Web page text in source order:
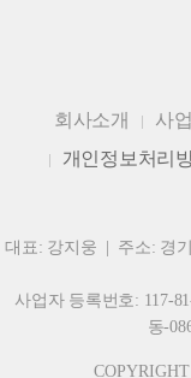
회사소개
사
개인정보처리
대표: 강지웅 | 주소: 경
사업자 등록번호: 117-
동-